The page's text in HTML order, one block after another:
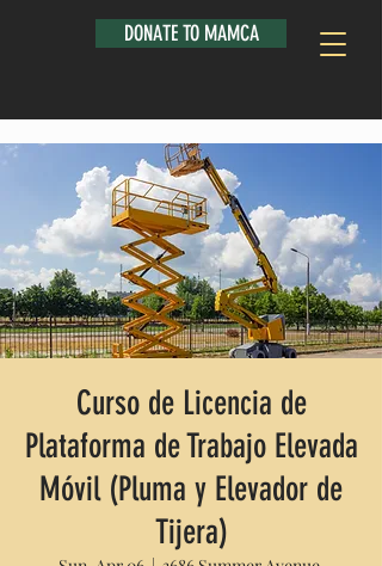
DONATE TO MAMCA
Curso de Licencia de
Plataforma de Trabajo Elevada
Móvil (Pluma y Elevador de
Tijera)